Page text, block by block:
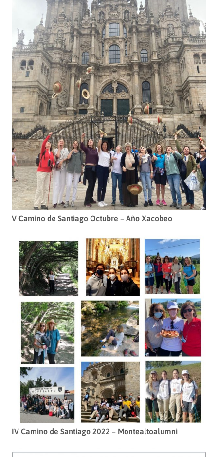
V Camino de Santiago Octubre – Año Xacobeo
IV Camino de Santiago 2022 – Montealtoalumni